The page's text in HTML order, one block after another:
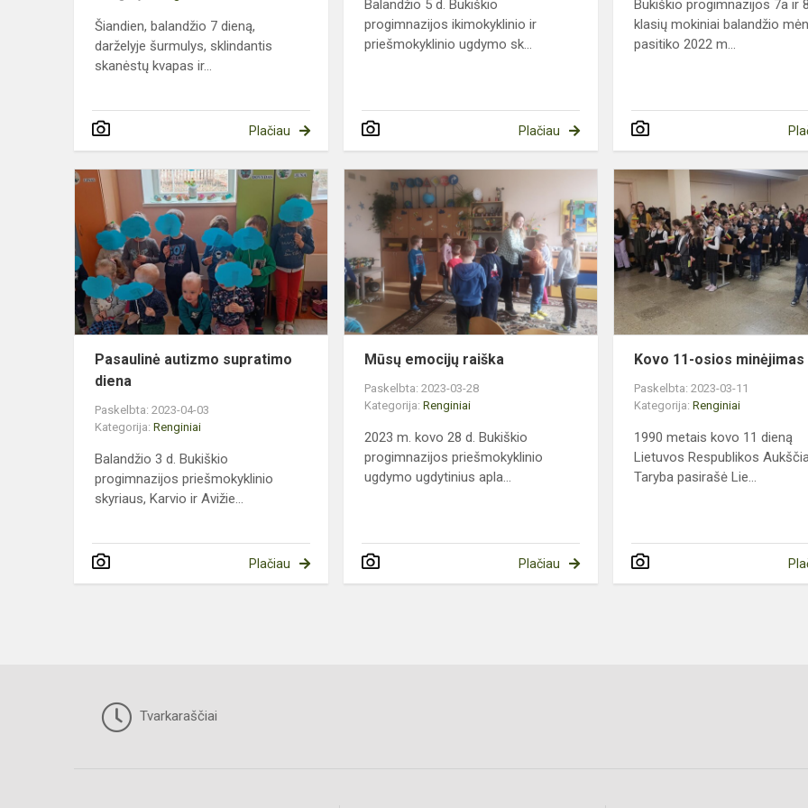
Šiandien, balandžio 7 dieną,
darželyje šurmulys, sklindantis
skanėstų kvapas ir...
Plačiau
Balandžio 5 d. Bukiškio
progimnazijos ikimokyklinio ir
priešmokyklinio ugdymo sk...
Plačiau
Bukiškio progimnazijos 7a ir
klasių mokiniai balandžio
pasitiko 2022 m...
Pasaulinė
autizmo
supratimo
diena
Pasaulinė autizmo supratimo
diena
Paskelbta: 2023-04-03
Kategorija: Renginiai
Balandžio 3 d. Bukiškio
progimnazijos priešmokyklinio
skyriaus, Karvio ir Avižie...
Plačiau
Mūsų
emocijų
raiška
Mūsų emocijų raiška
Paskelbta: 2023-03-28
Kategorija:Renginiai
2023 m. kovo 28 d. Bukiškio
progimnazijos priešmokyklinio
ugdymo ugdytinius apla...
Plačiau
Kovo 11-osios minėjimas
Paskelbta: 2023-03-11
Kategorija:Renginiai
1990 metais kovo 11 dieną
Lietuvos Respublikos
Taryba pasirašė Lie...
Tvarkaraščiai